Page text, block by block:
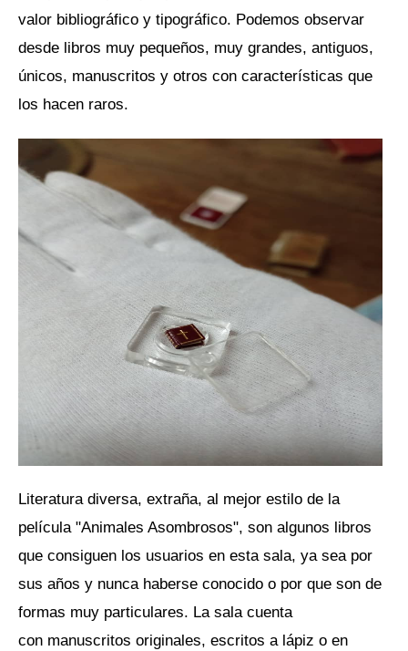
valor bibliográfico y tipográfico. Podemos observar
desde libros muy pequeños, muy grandes, antiguos,
únicos, manuscritos y otros con características que
los hacen raros.
Literatura diversa, extraña, al mejor estilo de la
película "Animales Asombrosos", son algunos libros
que consiguen los usuarios en esta sala, ya sea por
sus años y nunca haberse conocido o por que son de
formas muy particulares. La sala cuenta
con manuscritos originales, escritos a lápiz o en